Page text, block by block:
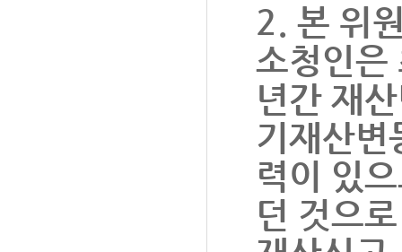
2. 본 위
소청인은
년간 재
기재산변
력이 있
던 것으